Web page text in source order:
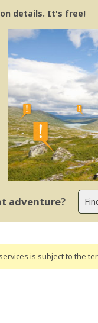
play/guidelines
details. It's free!
adventure?
is subject to the